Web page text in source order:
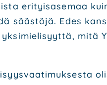
eri­tyis­a­se­maa
sääs­tö­jä. Edes
mitä